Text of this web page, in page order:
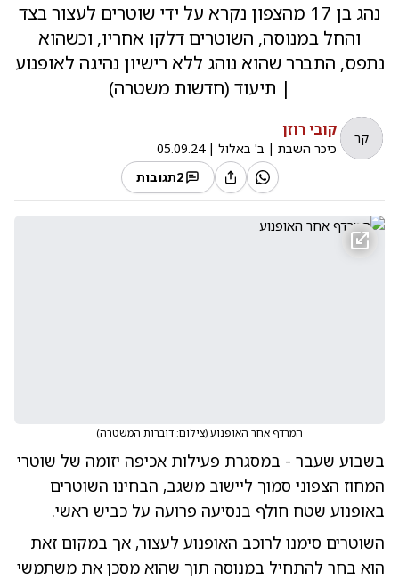
נהג בן 17 מהצפון נקרא על ידי שוטרים לעצור בצד
והחל במנוסה, השוטרים דלקו אחריו, וכשהוא
נתפס, התברר שהוא נוהג ללא רישיון נהיגה לאופנוע
| תיעוד (חדשות משטרה)
קר קובי רוזן
כיכר השבת | ב' באלול |
05.09.24
2תגובות
המרדף אחר האופנוע (צילום: דוברות המשטרה)
בשבוע שעבר - במסגרת פעילות אכיפה יזומה של שוטרי
המחוז הצפוני סמוך ליישוב משגב, הבחינו השוטרים
באופנוע שטח חולף בנסיעה פרועה על כביש ראשי.
השוטרים סימנו לרוכב האופנוע לעצור, אך במקום זאת
הוא בחר להתחיל במנוסה תוך שהוא מסכן את משתמשי